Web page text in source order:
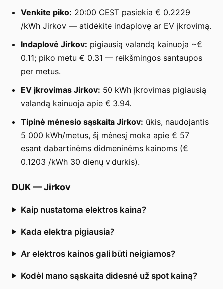
Venkite piko: 20:00 CEST pasiekia € 0.2229
/kWh Jirkov — atidėkite indaplovę ar EV įkrovimą.
Indaplovė Jirkov: pigiausią valandą kainuoja ~€
0.11; piko metu € 0.31 — reikšmingos santaupos
per metus.
EV įkrovimas Jirkov: 50 kWh įkrovimas pigiausią
valandą kainuoja apie € 3.94.
Tipinė mėnesio sąskaita Jirkov: ūkis, naudojantis
5 000 kWh/metus, šį mėnesį moka apie € 57
esant dabartinėms didmeninėms kainoms (€
0.1203 /kWh 30 dienų vidurkis).
DUK—Jirkov
Kaip nustatoma elektros kaina?
Kada elektra pigiausia?
Ar elektros kainos gali būti neigiamos?
Kodėl mano sąskaita didesnė už spot kainą?